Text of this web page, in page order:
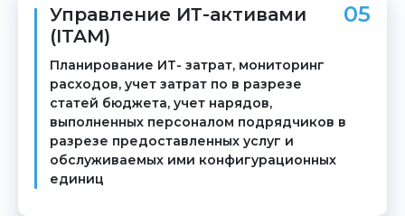
05
Управление ИТ-активами
(ITAM)
Планирование ИТ- затрат, мониторинг
расходов, учет затрат по в разрезе
статей бюджета, учет нарядов,
выполненных персоналом подрядчиков в
разрезе предоставленных услуг и
обслуживаемых ими конфигурационных
единиц